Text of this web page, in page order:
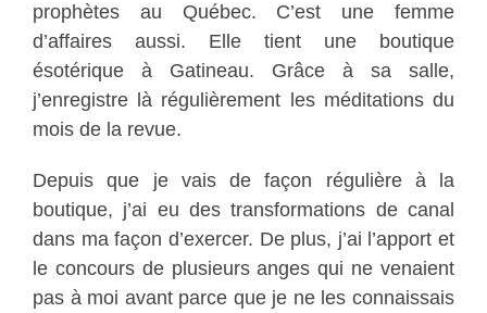
prophètes au Québec. C’est une femme
d’affaires aussi. Elle tient une boutique
ésotérique à Gatineau. Grâce à sa salle,
j’enregistre là régulièrement les méditations du
mois de la revue.
Depuis que je vais de façon régulière à la
boutique, j’ai eu des transformations de canal
dans ma façon d’exercer. De plus, j’ai l’apport et
le concours de plusieurs anges qui ne venaient
pas à moi avant parce que je ne les connaissais